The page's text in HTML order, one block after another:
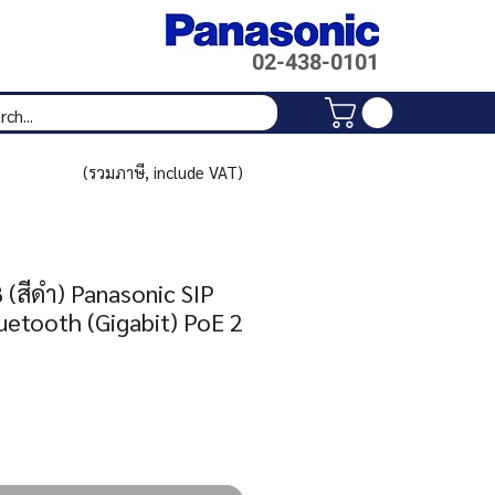
02-438-0101
(สีดำ) Panasonic SIP
(Gigabit) PoE 2
(รวมภาษี, include VAT)